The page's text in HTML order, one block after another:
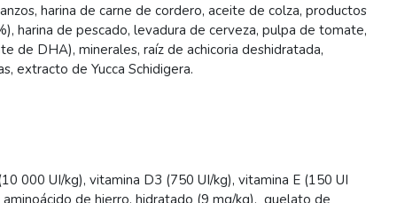
harina de carne de cordero, aceite de colza, productos
harina de pescado, levadura de cerveza, pulpa de tomate,
de DHA), minerales, raíz de achicoria deshidratada,
extracto de Yucca Schidigera.
000 UI/kg), vitamina D3 (750 UI/kg), vitamina E (150 UI
de hierro, hidratado (9 mg/kg), quelato de